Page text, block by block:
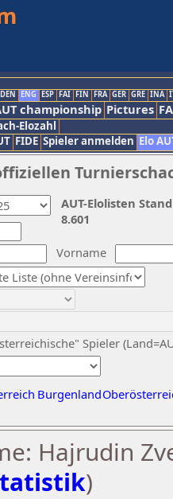
DEN ENG ESP FAI FIN FRA GER GRE INA
championship Pictures
Elozahl
FIDE Spieler anmelden Elo
Vorname
Spieler
Burgenland
AUT-Elolisten
8.601
Hajrudin
)